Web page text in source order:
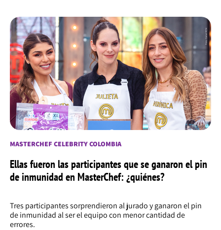
MASTERCHEF CELEBRITY COLOMBIA
Ellas fueron las participantes que se ganaron el pin
de inmunidad en MasterChef: ¿quiénes?
Tres participantes sorprendieron al jurado y ganaron el pin
de inmunidad al ser el equipo con menor cantidad de
errores.